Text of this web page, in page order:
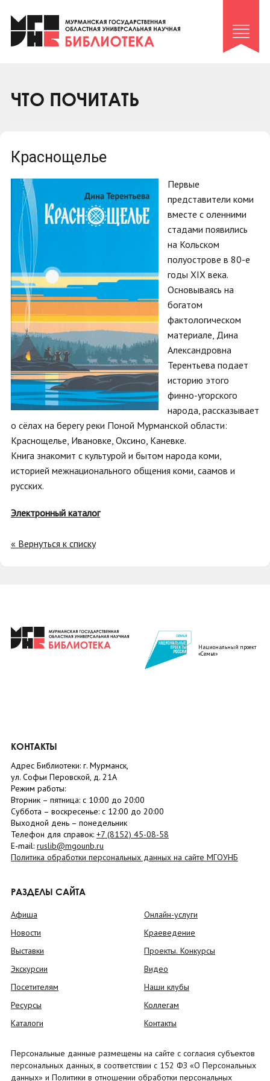
Клуб «Гиря и сельдерей»
Клуб «Семейный архив»
Коллегам
ЧТО ПОЧИТАТЬ
Краснощелье
Первые
представители коми
вместе с оленними
стадами появились
на Кольском
полуострове в 80-е
годы XIX века.
Основываясь на
богатом
фактологическом
материале, Дина
Александровна
Терентьева подает
историю этого
финно-угорского
народа, рассказывает
о сёлах на берегу реки Поной Мурманской области:
Краснощелье, Ивановке, Оксино, Каневке.
Книга знакомит с культурой и бытом народа коми,
историей межнационального общения коми, саамов и
русских.
Электронный каталог
« Вернуться к списку
Национальный проект
«Семья»
КОНТАКТЫ
Адрес Библиотеки: г. Мурманск,
ул. Софьи Перовской, д. 21А
Режим работы:
Вторник – пятница: с 10:00 до 20:00
Суббота – воскресенье: c 12:00 до 20:00
Выходной день – понедельник
Телефон для справок: +7 (8152) 45-08-58
E-mail: ruslib@mgounb.ru
Политика обработки персональных данных на сайте МГОУНБ
РАЗДЕЛЫ САЙТА
Афиша
Новости
Выставки
Экскурсии
Посетителям
Ресурсы
Каталоги
Онлайн-услуги
Краеведение
Проекты. Конкурсы
Видео
Наши клубы
Коллегам
Контакты
Персональные данные размещены на сайте с согласия субъектов
персональных данных, в соответствии с 152 ФЗ «О Персональных
данных» и Политики в отношении обработки персональных